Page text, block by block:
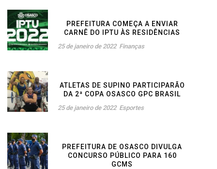
PREFEITURA COMEÇA A ENVIAR
CARNÊ DO IPTU ÀS RESIDÊNCIAS
25 de janeiro de 2022 Finanças
ATLETAS DE SUPINO PARTICIPARÃO
DA 2ª COPA OSASCO GPC BRASIL
25 de janeiro de 2022 Esportes
PREFEITURA DE OSASCO DIVULGA
CONCURSO PÚBLICO PARA 160
GCMS